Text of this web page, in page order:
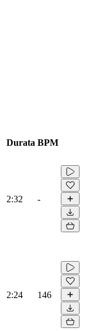
Durata BPM
2:32 -
2:24 146